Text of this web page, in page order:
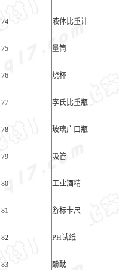
74 液体比重计
75 量筒
76 烧杯
77 李氏比重瓶
78 玻璃广口瓶
79 吸管
80 工业酒精
81 游标卡尺
82 PH试纸
83 酚酞